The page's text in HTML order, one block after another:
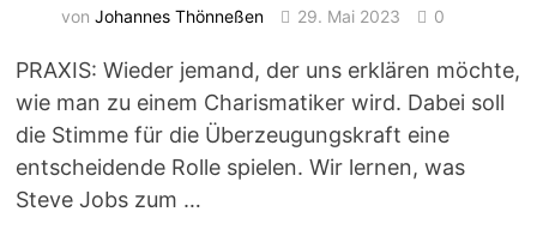
vonJohannes Thönneßen 29. Mai 2023 0
PRAXIS: Wieder jemand, der uns erklären möchte,
wie man zu einem Charismatiker wird. Dabei soll
die Stimme für die Überzeugungskraft eine
entscheidende Rolle spielen. Wir lernen, was
Steve Jobs zum …